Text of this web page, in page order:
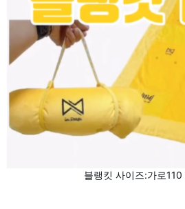
블랭킷 사이즈:가로